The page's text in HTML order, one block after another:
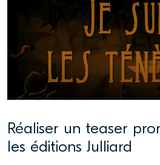
Réaliser un teaser
les éditions Julliard